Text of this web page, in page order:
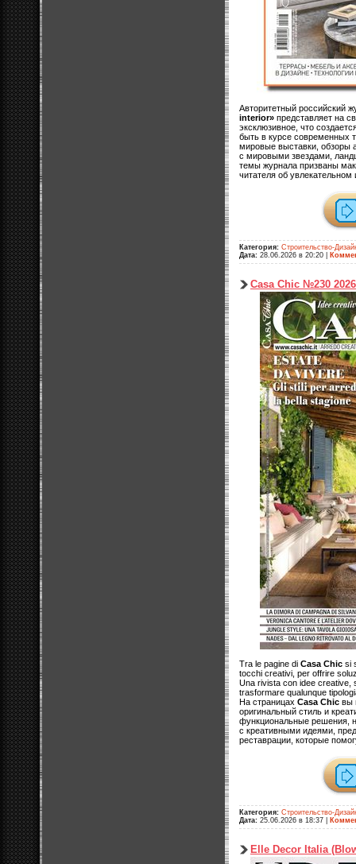
Авторитетный российский
interior» представляет на
эксклюзивное, что
быть в курсе современных
мировые выставки, обзоры
с мировыми звездами,
темы журнала призваны
читателя об
Категория: Строительство-
Дата: 28.06.2026 в 20:20
Casa Chic №230 2026
Tra le pagine di Casa Chic si
tocchi creativi, per offrire
Una rivista con idee creative,
trasformare qualunque
На страницах Casa Chic вы
оригинальный стиль и
функциональные решения,
с креативными идеями,
реставрации, которые
Категория: Строительство-
Дата: 25.06.2026 в 18:37
Elle Decor Italia